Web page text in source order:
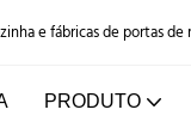
e fábricas de portas de
PRODUTO